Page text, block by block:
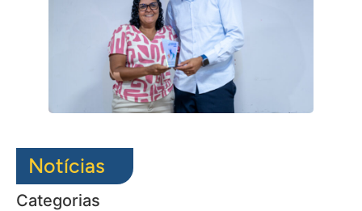
Notícias
Categorias